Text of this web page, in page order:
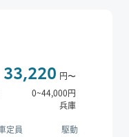
33,220 円〜
0~44,000円
兵庫
定員 駆動